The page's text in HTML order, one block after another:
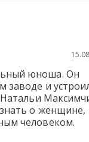
юноша. Он
и
о женщине,
человеком.